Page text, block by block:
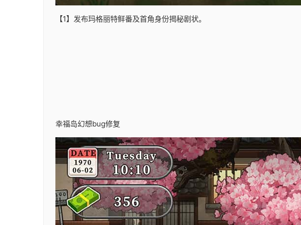
【1】发布玛格丽特鲜番及首角身份揭秘剧状。
幸福岛幻想bug修复